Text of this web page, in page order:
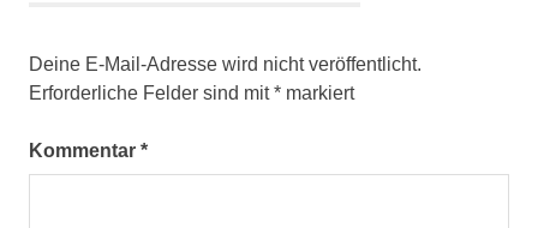
Deine E-Mail-Adresse wird nicht veröffentlicht.
Erforderliche Felder sind mit* markiert
Kommentar *